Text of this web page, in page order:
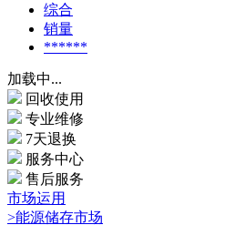
综合
销量
******
加载中...
回收使用
专业维修
7天退换
服务中心
售后服务
市场运用
>能源储存市场